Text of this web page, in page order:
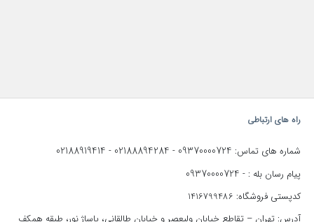
راه های ارتباطی
شماره های تماس: 09370000724
-
02188894284
-
02188919414
پیام رسان بله : - 09370000724
کدپستی فروشگاه: 1416799486
آدرس: تهران – تقاطع خیابان ولیعصر و خیابان طالقانی، پاساژ نور، طبقه همکف